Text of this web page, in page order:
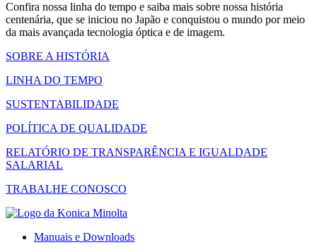
Confira nossa linha do tempo e saiba mais sobre nossa história
centenária, que se iniciou no Japão e conquistou o mundo por meio
da mais avançada tecnologia óptica e de imagem.
SOBRE A HISTÓRIA
LINHA DO TEMPO
SUSTENTABILIDADE
POLÍTICA DE QUALIDADE
RELATÓRIO DE TRANSPARÊNCIA E IGUALDADE
SALARIAL
TRABALHE CONOSCO
Manuais e Downloads